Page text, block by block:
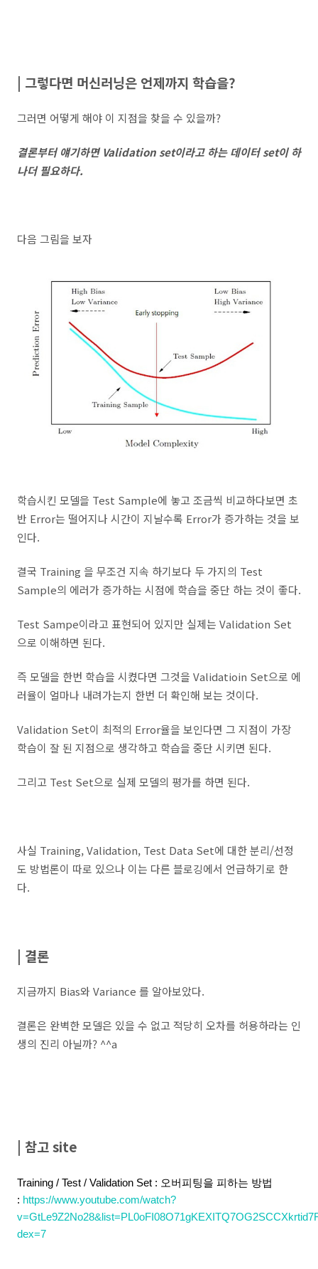
| 그렇다면 머신러닝은 언제까지 학습을?
그러면 어떻게 해야 이 지점을 찾을 수 있을까?
결론부터 얘기하면 Validation set이라고 하는 데이터 set이 하
나더 필요하다.
다음 그림을 보자
학습시킨 모델을 Test Sample에 놓고 조금씩 비교하다보면 초
반 Error는 떨어지나 시간이 지날수록 Error가 증가하는 것을 보
인다.
결국 Training 을 무조건 지속 하기보다 두 가지의 Test
Sample의 에러가 증가하는 시점에 학습을 중단 하는 것이 좋다.
Test Sampe이라고 표현되어 있지만 실제는 Validation Set
으로 이해하면 된다.
즉 모델을 한번 학습을 시켰다면 그것을 Validatioin Set으로 에
러율이 얼마나 내려가는지 한번 더 확인해 보는 것이다.
Validation Set이 최적의 Error율을 보인다면 그 지점이 가장
학습이 잘 된 지점으로 생각하고 학습을 중단 시키면 된다.
그리고 Test Set으로 실제 모델의 평가를 하면 된다.
사실 Training, Validation, Test Data Set에 대한 분리/선정
도 방법론이 따로 있으나 이는 다른 블로깅에서 언급하기로 한
다.
| 결론
지금까지 Bias와 Variance 를 알아보았다.
결론은 완벽한 모델은 있을 수 없고 적당히 오차를 허용하라는 인
생의 진리 아닐까? ^^a
| 참고 site
Training / Test / Validation Set : 오버피팅을 피하는 방법
: https://www.youtube.com/watch?
dex=7